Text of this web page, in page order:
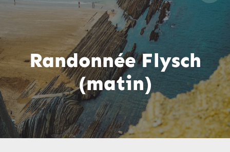
Randonnée Flysch
(matin)